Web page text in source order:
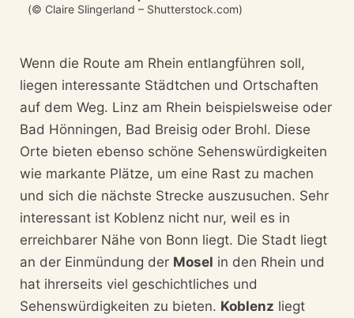
(© Claire Slingerland – Shutterstock.com)
Wenn die Route am Rhein entlangführen soll,
liegen interessante Städtchen und Ortschaften
auf dem Weg. Linz am Rhein beispielsweise oder
Bad Hönningen, Bad Breisig oder Brohl. Diese
Orte bieten ebenso schöne Sehenswürdigkeiten
wie markante Plätze, um eine Rast zu machen
und sich die nächste Strecke auszusuchen. Sehr
interessant ist Koblenz nicht nur, weil es in
erreichbarer Nähe von Bonn liegt. Die Stadt liegt
an der Einmündung der Mosel in den Rhein und
hat ihrerseits viel geschichtliches und
Sehenswürdigkeiten zu bieten. Koblenz liegt